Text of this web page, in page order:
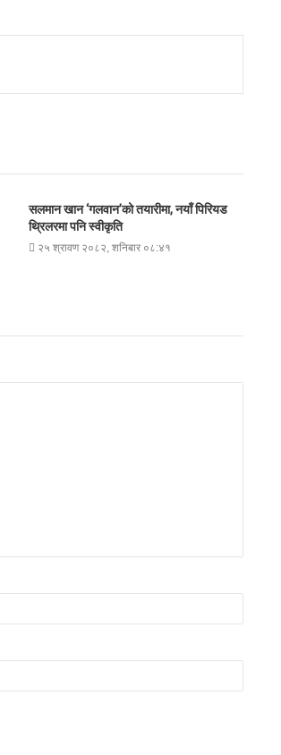
सलमान खान ‘गलवान’को तयारीमा, नयाँ पिरियड
थ्रिलरमा पनि स्वीकृति
२५ श्रावण २०८२, शनिबार ०८:४१